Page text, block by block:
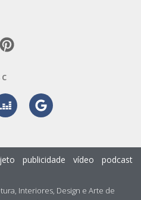
Interiores, Design e Arte de
publicidade vídeo podcast